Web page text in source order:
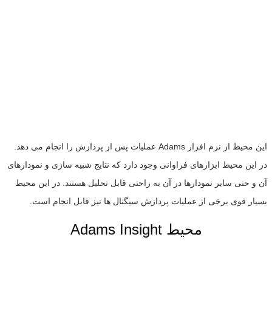
این محیط از نرم افزار Adams عملیات پس از پردازش را انجام می دهد.
در این محیط ابزارهای فراوانی وجود دارد که نتایج شبیه سازی و نمودارهای
آن و حتی سایر نمودارها در آن به راحتی قابل تحلیل هستند. در این محیط
بسیار قوی برخی از عملیات پردازش سیگنال ها نیز قابل انجام است.
Adams Insight محیط